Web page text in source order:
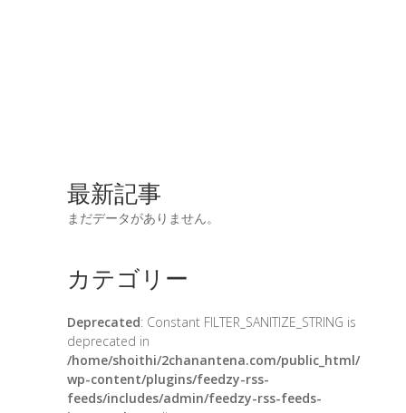
最新記事
まだデータがありません。
カテゴリー
Deprecated: Constant FILTER_SANITIZE_STRING is
deprecated in
/home/shoithi/2chanantena.com/public_html/
wp-content/plugins/feedzy-rss-
feeds/includes/admin/feedzy-rss-feeds-